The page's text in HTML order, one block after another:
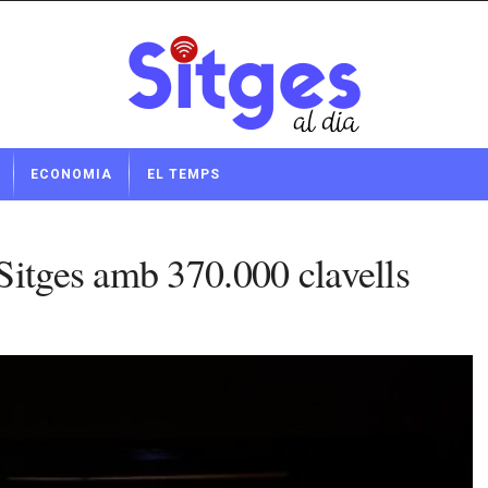
ECONOMIA EL TEMPS
amb 370.000 clavells